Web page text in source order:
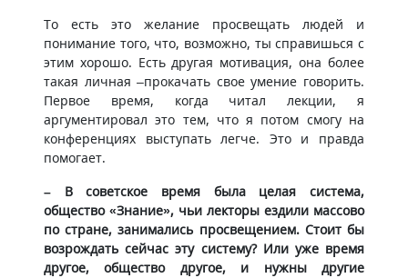
То есть это желание просвещать людей и
понимание того, что, возможно, ты справишься с
этим хорошо. Есть другая мотивация, она более
такая личная –прокачать свое умение говорить.
Первое время, когда читал лекции, я
аргументировал это тем, что я потом смогу на
конференциях выступать легче. Это и правда
помогает.
– В советское время была целая система,
общество «Знание», чьи лекторы ездили массово
по стране, занимались просвещением. Стоит бы
возрождать сейчас эту систему? Или уже время
другое, общество другое, и нужны другие